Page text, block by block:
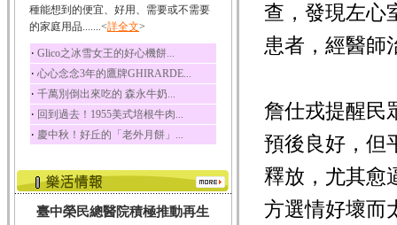
荔枝性質溫和所含的營
養素有醣類、檸檬酸...
五味子
五味子性質溫熱所含營
養成分有揮發油、檸...
草魚
草魚含有維生素A、維生
素C、及豐富的蛋白...
種能想到的便宜、好用、需要或不需要
的家庭用品.......<詳全文>
‧ Glico之冰雪女王的好心機餅...
‧ 心心念念3年的鷹牌GHIRARDE...
‧ 千萬別倒出來吃的 森永牛奶...
‧ 回到過去！1955美式培根牛肉...
‧ 慶中秋！好丘的「老外月餅」...
臺中榮民總醫院積極推動再生
查，發現左心
患者，經醫師
詹仕戎提醒民
預後良好，但
釋放，尤其愈
方選情好壞而